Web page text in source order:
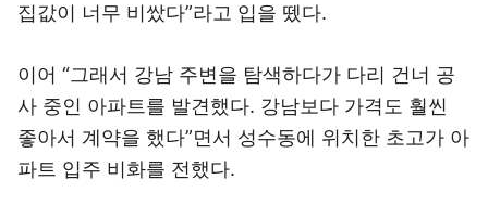
집값이 너무 비쌌다”라고 입을 뗐다.
이어 “그래서 강남 주변을 탐색하다가 다리 건너 공
사 중인 아파트를 발견했다. 강남보다 가격도 훨씬
좋아서 계약을 했다”면서 성수동에 위치한 초고가 아
파트 입주 비화를 전했다.